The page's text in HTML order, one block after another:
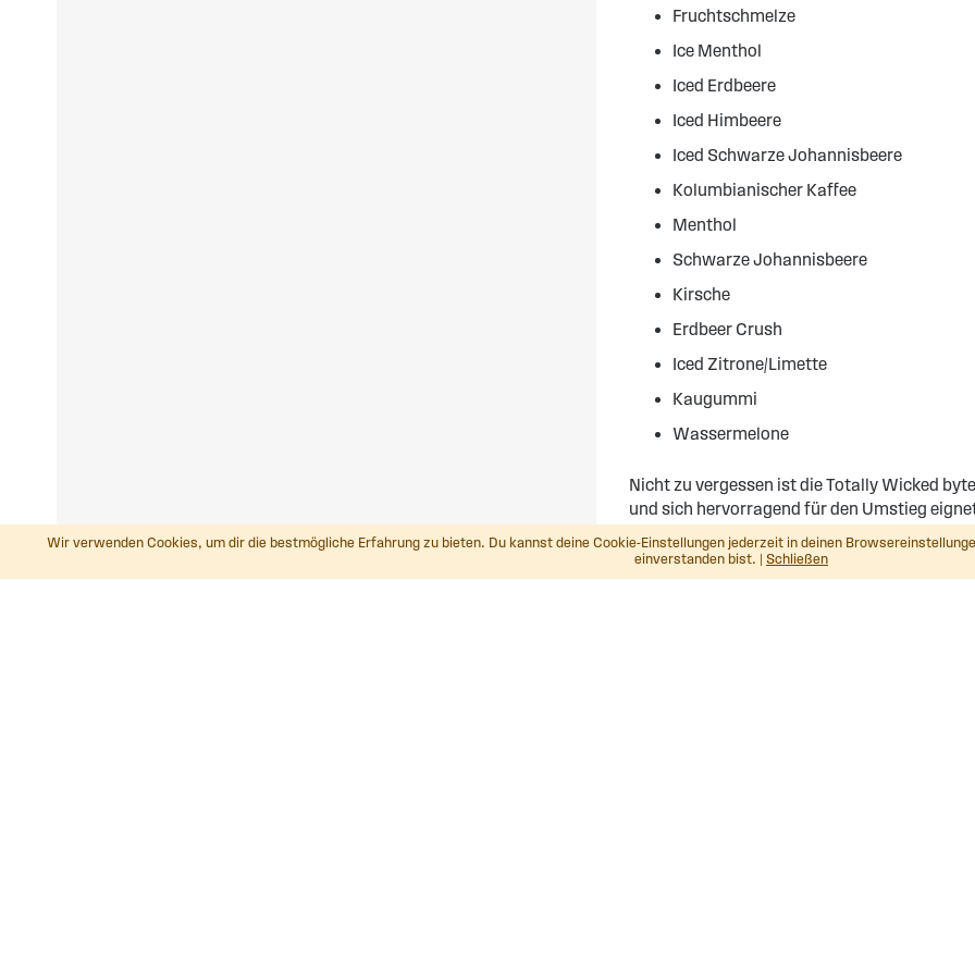
Wir verwenden Cookies, um dir die bestmögliche Erfahrung zu bieten. Du kannst deine Cookie-Einstellungen jederzeit in deinen
einverstanden bist. | Schließen
Fruchtschmelze
Ice Menthol
Iced Erdbeere
Iced Himbeere
Iced Schwarze Johannisbeere
Kolumbianischer Kaffee
Menthol
Schwarze Johannisbeere
Kirsche
Erdbeer Crush
Iced Zitrone/Limette
Kaugummi
Wassermelone
Nicht zu vergessen ist die Totally Wicked
und sich hervorragend für den Umstieg
vorgefüllt und in den nachstehenden
Beeren Mix